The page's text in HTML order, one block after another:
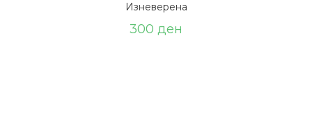
Изневерена
300 ден